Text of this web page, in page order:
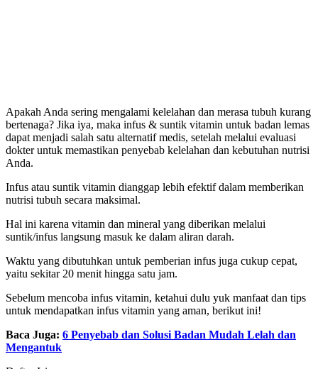
Apakah Anda sering mengalami kelelahan dan merasa tubuh kurang
bertenaga? Jika iya, maka infus & suntik vitamin untuk badan lemas
dapat menjadi salah satu alternatif medis, setelah melalui evaluasi
dokter untuk memastikan penyebab kelelahan dan kebutuhan nutrisi
Anda.
Infus atau suntik vitamin dianggap lebih efektif dalam memberikan
nutrisi tubuh secara maksimal.
Hal ini karena vitamin dan mineral yang diberikan melalui
suntik/infus langsung masuk ke dalam aliran darah.
Waktu yang dibutuhkan untuk pemberian infus juga cukup cepat,
yaitu sekitar 20 menit hingga satu jam.
Sebelum mencoba infus vitamin, ketahui dulu yuk manfaat dan tips
untuk mendapatkan infus vitamin yang aman, berikut ini!
Baca Juga: 6 Penyebab dan Solusi Badan Mudah Lelah dan
Mengantuk